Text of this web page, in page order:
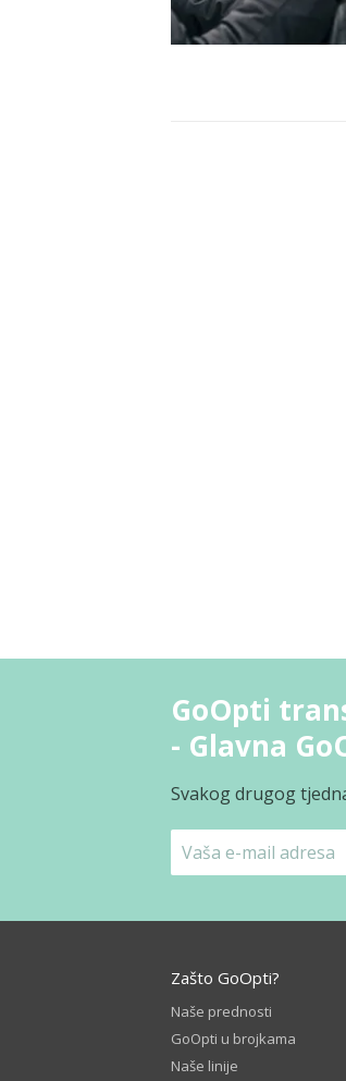
GoOpti
- Glavna
Svakog drugog
Zašto GoOpti?
Naše prednosti
GoOpti u brojkama
Naše linije